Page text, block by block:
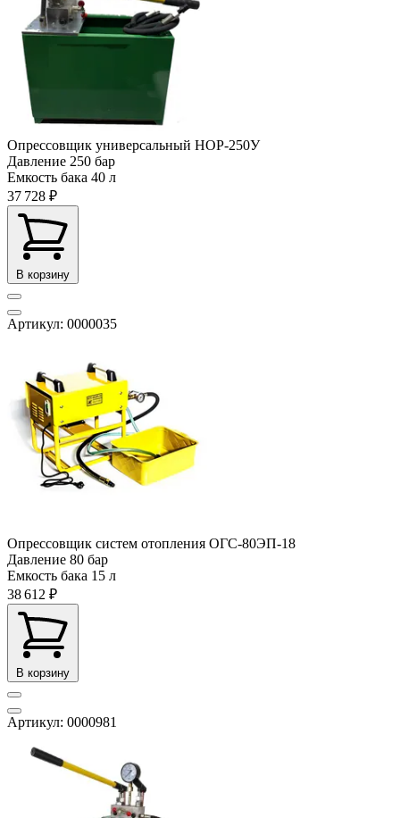
Опрессовщик универсальный НОР-250У
Давление 250 бар
Емкость бака 40 л
37 728 ₽
В корзину
Артикул: 0000035
Опрессовщик систем отопления ОГС-80ЭП-18
Давление 80 бар
Емкость бака 15 л
38 612 ₽
В корзину
Артикул: 0000981